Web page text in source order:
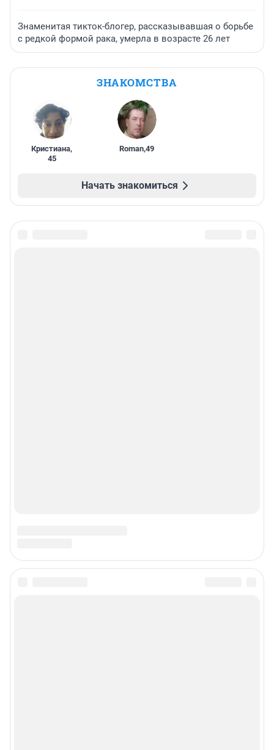
Знаменитая тикток-блогер, рассказывавшая о борьбе
с редкой формой рака, умерла в возрасте 26 лет
ЗНАКОМСТВА
Кристиана,
45
Roman,49
Начать знакомиться